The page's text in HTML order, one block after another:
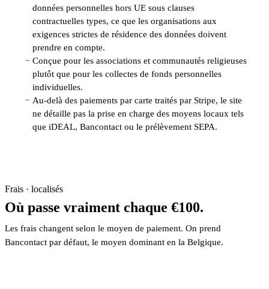
données personnelles hors UE sous clauses
contractuelles types, ce que les organisations aux
exigences strictes de résidence des données doivent
prendre en compte.
− Conçue pour les associations et communautés religieuses
plutôt que pour les collectes de fonds personnelles
individuelles.
− Au-delà des paiements par carte traités par Stripe, le site
ne détaille pas la prise en charge des moyens locaux tels
que iDEAL, Bancontact ou le prélèvement SEPA.
Frais · localisés
Où passe vraiment chaque €100.
Les frais changent selon le moyen de paiement. On prend
Bancontact par défaut, le moyen dominant en la Belgique.